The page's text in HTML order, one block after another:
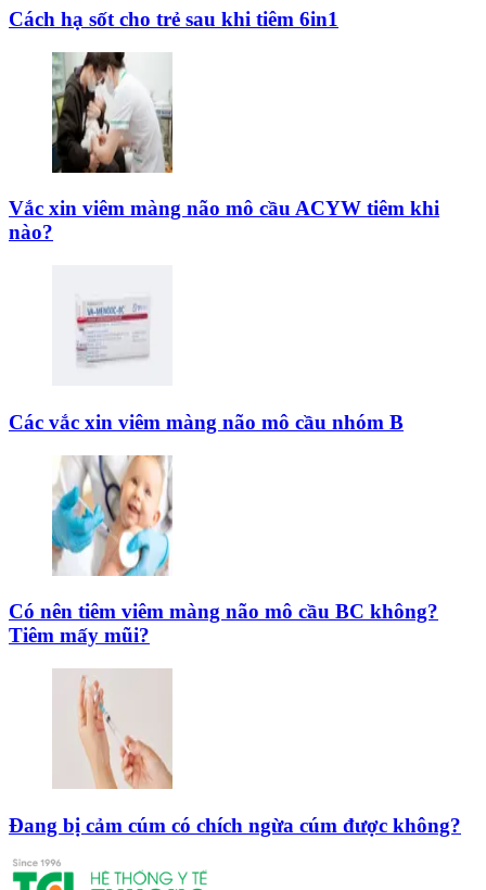
Cách hạ sốt cho trẻ sau khi tiêm 6in1
Vắc xin viêm màng não mô cầu ACYW tiêm khi
nào?
Các vắc xin viêm màng não mô cầu nhóm B
Có nên tiêm viêm màng não mô cầu BC không?
Tiêm mấy mũi?
Đang bị cảm cúm có chích ngừa cúm được không?